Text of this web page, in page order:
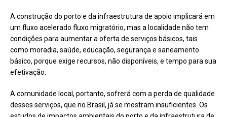
A construção do porto e da infraestrutura de apoio implicará em
um fluxo acelerado fluxo migratório, mas a localidade não tem
condições para aumentar a oferta de serviços básicos, tais
como moradia, saúde, educação, segurança e saneamento
básico, porque exige recursos, não disponíveis, e tempo para sua
efetivação.
A comunidade local, portanto, sofrerá com a perda de qualidade
desses serviços, que no Brasil, já se mostram insuficientes. Os